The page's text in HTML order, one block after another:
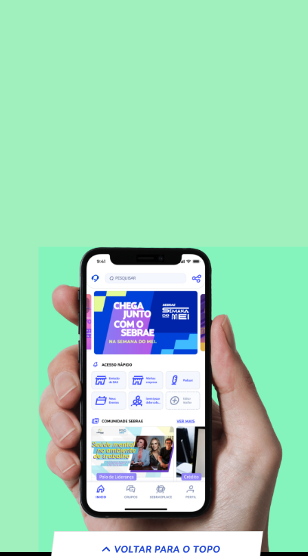
VOLTAR PARA O TOPO